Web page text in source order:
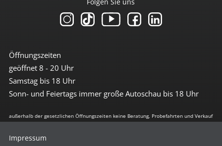
Öffnungszeiten
geöffnet 8 - 20 Uhr
Samstag bis 18 Uhr
Sonn- und Feiertags immer große Autoschau bis 18 Uhr
außerhalb der gesetzlichen Öffnungszeiten keine Beratung, Probefahrten und Verkauf
Impressum